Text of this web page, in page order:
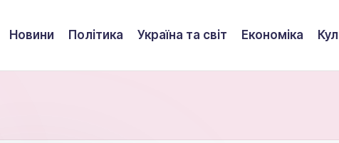
Новини Політика Україна та світ Економіка